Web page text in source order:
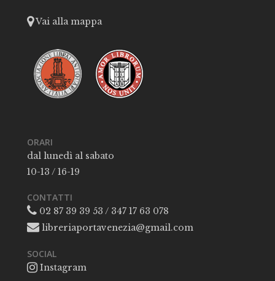
Vai alla mappa
ORARI
dal lunedì al sabato
10-13 / 16-19
CONTATTI
02 87 39 39 53 / 347 17 63 078
libreriaportavenezia@gmail.com
SOCIAL
Instagram